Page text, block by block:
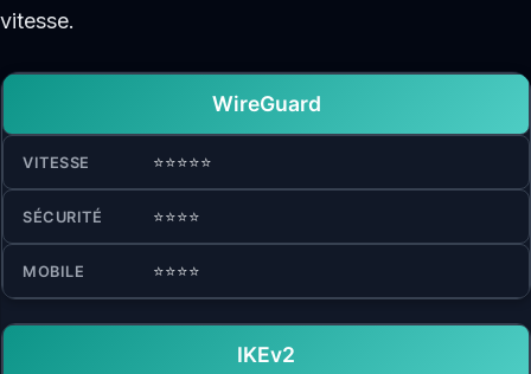
vitesse.
WireGuard
⭐⭐⭐⭐⭐
⭐⭐⭐⭐
⭐⭐⭐⭐
IKEv2